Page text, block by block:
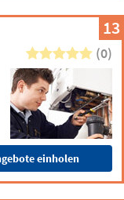
13
(0)
einholen